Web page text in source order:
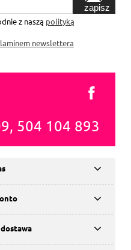
zapisz
z naszą polityką
newslettera
504 104 893